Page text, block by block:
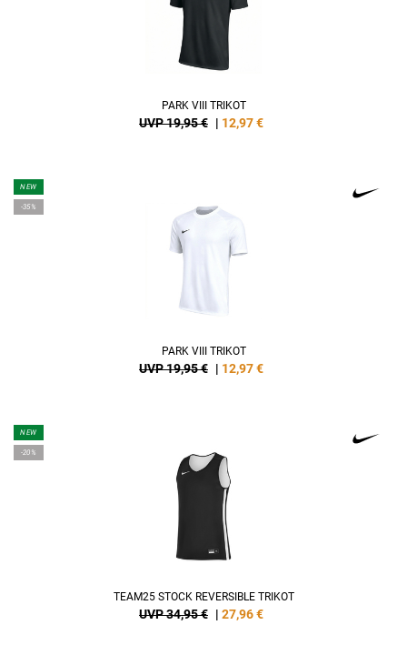
PARK VIII TRIKOT
UVP 19,95 € | 12,97€
NEW
-35%
PARK VIII TRIKOT
UVP 19,95 € | 12,97€
NEW
-20%
TEAM25 STOCK REVERSIBLE TRIKOT
UVP 34,95 € | 27,96€